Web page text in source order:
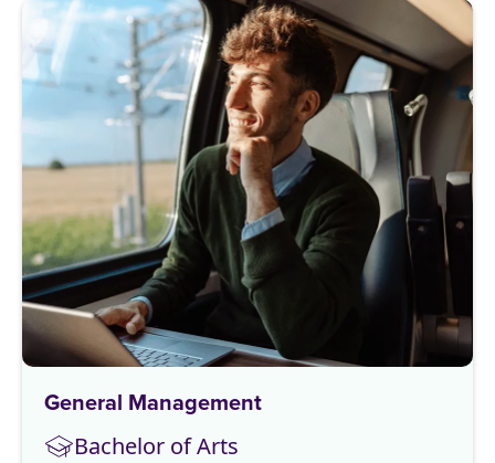
General Management
Bachelor of Arts